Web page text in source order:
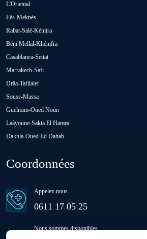
Oulad H'Riz Sahel
Oulad Saïd
Ras El Aïn
L'Oriental
Fès-Meknès
Rabat-Salé-Kénitra
Béni Mellal-Khénifra
Casablanca-Settat
Marrakech-Safi
Drâa-Tafilalet
Souss-Massa
Guelmim-Oued Noun
Laâyoune-Sakia El Hamra
Dakhla-Oued Ed Dahab
Coordonnées
Appelez-nous
0611 17 05 25
Nous sommes disponibles